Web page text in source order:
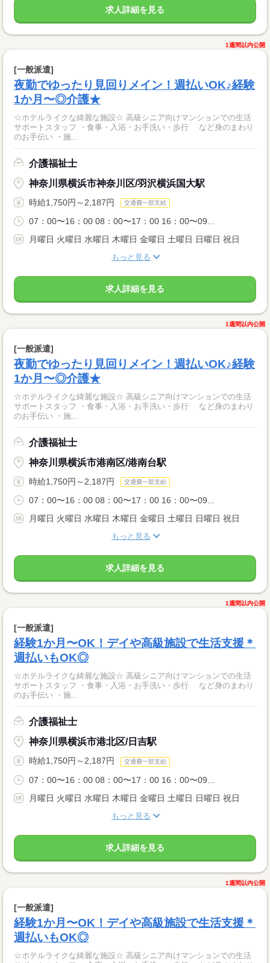
求人詳細を見る
1週間以内公開
[一般派遣]
夜勤でゆったり見回りメイン！週払いOK♪経験
1か月〜◎介護★
☆ホテルライクな綺麗な施設☆ 高級シニア向けマンションでの生活
サポートスタッフ ・食事・入浴・お手洗い・歩行 など身のまわり
のお手伝い ・施...
介護福祉士
神奈川県横浜市神奈川区/羽沢横浜国大駅
時給1,750円～2,187円 交通費一部支給
07：00〜16：00 08：00〜17：00 16：00〜09...
月曜日 火曜日 水曜日 木曜日 金曜日 土曜日 日曜日 祝日
もっと見る
求人詳細を見る
1週間以内公開
[一般派遣]
夜勤でゆったり見回りメイン！週払いOK♪経験
1か月〜◎介護★
☆ホテルライクな綺麗な施設☆ 高級シニア向けマンションでの生活
サポートスタッフ ・食事・入浴・お手洗い・歩行 など身のまわり
のお手伝い ・施...
介護福祉士
神奈川県横浜市港南区/港南台駅
時給1,750円～2,187円 交通費一部支給
07：00〜16：00 08：00〜17：00 16：00〜09...
月曜日 火曜日 水曜日 木曜日 金曜日 土曜日 日曜日 祝日
もっと見る
求人詳細を見る
1週間以内公開
[一般派遣]
経験1か月〜OK！デイや高級施設で生活支援＊
週払いもOK◎
☆ホテルライクな綺麗な施設☆ 高級シニア向けマンションでの生活
サポートスタッフ ・食事・入浴・お手洗い・歩行 など身のまわり
のお手伝い ・施...
介護福祉士
神奈川県横浜市港北区/日吉駅
時給1,750円～2,187円 交通費一部支給
07：00〜16：00 08：00〜17：00 16：00〜09...
月曜日 火曜日 水曜日 木曜日 金曜日 土曜日 日曜日 祝日
もっと見る
求人詳細を見る
1週間以内公開
[一般派遣]
経験1か月〜OK！デイや高級施設で生活支援＊
週払いもOK◎
☆ホテルライクな綺麗な施設☆ 高級シニア向けマンションでの生活